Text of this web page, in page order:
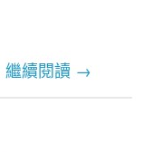
繼續閱讀 →